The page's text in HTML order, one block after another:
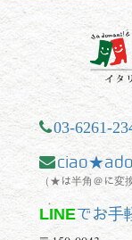
03-6261-
（★は半角＠に変
LINEでお手